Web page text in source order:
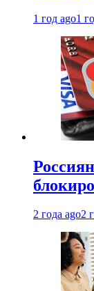
1 год ago1
2 года ago2